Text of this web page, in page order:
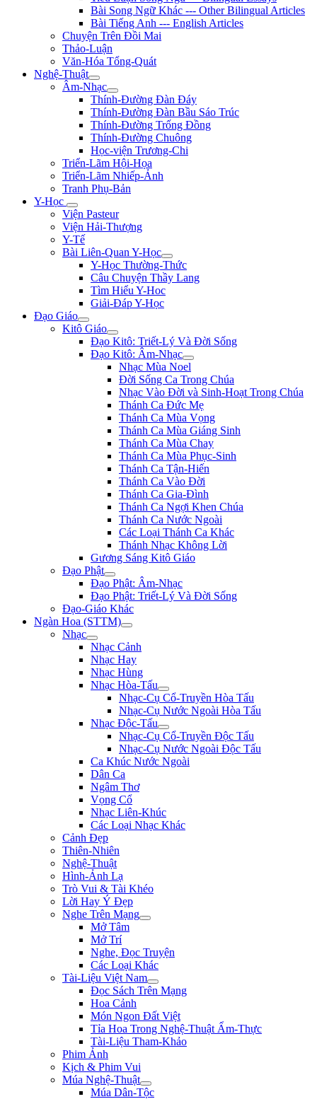
Bài Song Ngữ Khác --- Other Bilingual Articles
Bài Tiếng Anh --- English Articles
Chuyện Trên Đồi Mai
Thảo-Luận
Văn-Hóa Tổng-Quát
Nghệ-Thuật
Âm-Nhạc
Thính-Đường Đàn Đáy
Thính-Đường Đàn Bầu Sáo Trúc
Thính-Đường Trống Đồng
Thính-Đường Chuông
Học-viện Trương-Chi
Triển-Lãm Hội-Họa
Triển-Lãm Nhiếp-Ảnh
Tranh Phụ-Bản
Y-Học
Viện Pasteur
Viện Hải-Thượng
Y-Tế
Bài Liên-Quan Y-Học
Y-Học Thường-Thức
Câu Chuyện Thầy Lang
Tìm Hiểu Y-Hoc
Giải-Đáp Y-Học
Đạo Giáo
Kitô Giáo
Đạo Kitô: Triết-Lý Và Đời Sống
Đạo Kitô: Âm-Nhạc
Nhạc Mùa Noel
Đời Sống Ca Trong Chúa
Nhạc Vào Đời và Sinh-Hoạt Trong Chúa
Thánh Ca Đức Mẹ
Thánh Ca Mùa Vọng
Thánh Ca Mùa Giáng Sinh
Thánh Ca Mùa Chay
Thánh Ca Mùa Phục-Sinh
Thánh Ca Tận-Hiến
Thánh Ca Vào Đời
Thánh Ca Gia-Đình
Thánh Ca Ngợi Khen Chúa
Thánh Ca Nước Ngoài
Các Loại Thánh Ca Khác
Thánh Nhạc Không Lời
Gương Sáng Kitô Giáo
Đạo Phật
Đạo Phật: Âm-Nhạc
Đạo Phật: Triết-Lý Và Đời Sống
Đạo-Giáo Khác
Ngàn Hoa (STTM)
Nhạc
Nhạc Cảnh
Nhạc Hay
Nhạc Hùng
Nhạc Hòa-Tấu
Nhạc-Cụ Cổ-Truyền Hòa Tấu
Nhạc-Cụ Nước Ngoài Hòa Tấu
Nhạc Độc-Tấu
Nhạc-Cụ Cổ-Truyền Độc Tấu
Nhạc-Cụ Nước Ngoài Độc Tấu
Ca Khúc Nước Ngoài
Dân Ca
Ngâm Thơ
Vọng Cổ
Nhạc Liên-Khúc
Các Loại Nhạc Khác
Cảnh Đẹp
Thiên-Nhiên
Nghệ-Thuật
Hình-Ảnh Lạ
Trò Vui & Tài Khéo
Lời Hay Ý Đẹp
Nghe Trên Mạng
Mở Tâm
Mở Trí
Nghe, Đọc Truyện
Các Loại Khác
Tài-Liệu Việt Nam
Đọc Sách Trên Mạng
Hoa Cảnh
Món Ngon Đất Việt
Tỉa Hoa Trong Nghệ-Thuật Ẩm-Thực
Tài-Liệu Tham-Khảo
Phim Ảnh
Kịch & Phim Vui
Múa Nghệ-Thuật
Múa Dân-Tộc